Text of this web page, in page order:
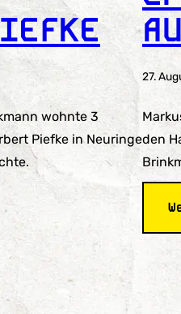
wohnte 3
Piefke in Neuringe
27.
den